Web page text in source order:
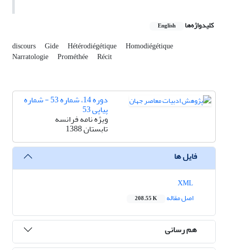
کلیدواژه‌ها English
discours Gide Hétérodiégétique Homodiégétique
Narratologie Prométhée Récit
دوره 14، شماره 53 - شماره
پیاپی 53
ویژه نامه فرانسه
تابستان 1388
فایل ها
اصل مقاله
208.55 K
هم رسانی